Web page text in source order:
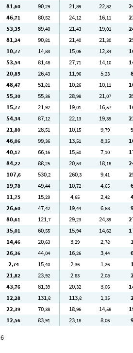
81,60 90,29 21,89 22,82
46,71 80,52 24,12 16,11
53,35 89,40 21,43 19,01
81,24 90,81 21,40 21,30
10,77 14,83 15,06 12,34
53,54 81,48 27,71 14,10
20,85 26,43 11,96 5,23
48,47 51,81 10,26 10,11
55,30 55,36 28,98 21,07
15,77 21,92 19,01 16,57
54,34 87,12 22,13 19,39
21,80 28,51 10,15 9,79
46,06 99,36 13,51 8,35
40,17 66,16 15,50 7,10
84,22 88,25 20,54 18,18
107,6 530,2 260,3 9,41
19,78 49,44 10,72 4,65
11,75 15,29 4,65 2,42
26,60 47,42 19,44 6,68
80,61 121,7 29,23 24,39
35,01 60,55 15,94 14,62
14,46 20,63 3,29 2,78
26,36 44,04 16,26 3,44
2,74 15,40 2,36 1,26
21,82 23,92 2,83 2,08
43,76 81,39 20,32 3,06
12,28 131,8 113,8 1,35
22,39 70,38 18,96 14,58
12,56 83,91 23,18 8,06